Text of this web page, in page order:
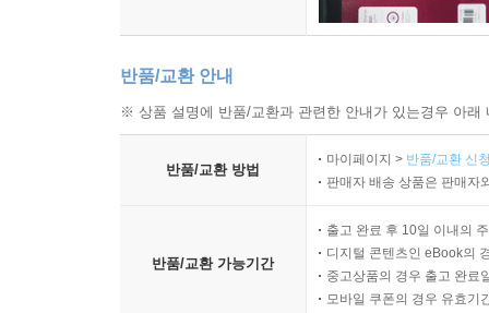
반품/교환 안내
※ 상품 설명에 반품/교환과 관련한 안내가 있는경우 아
반품/교환 방법
마이페이지 > 반품/교환 신
판매자 배송 상품은 판매자
반품/교환 가능기간
출고 완료 후 10일 이내의
디지털 콘텐츠인 eBook의
중고상품의 경우 출고 완료
모바일 쿠폰의 경우 유효기